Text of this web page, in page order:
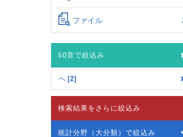
ファイル
50音で絞込み
へ 2
検索結果をさらに絞込み
統計分野（大分類）で絞込み